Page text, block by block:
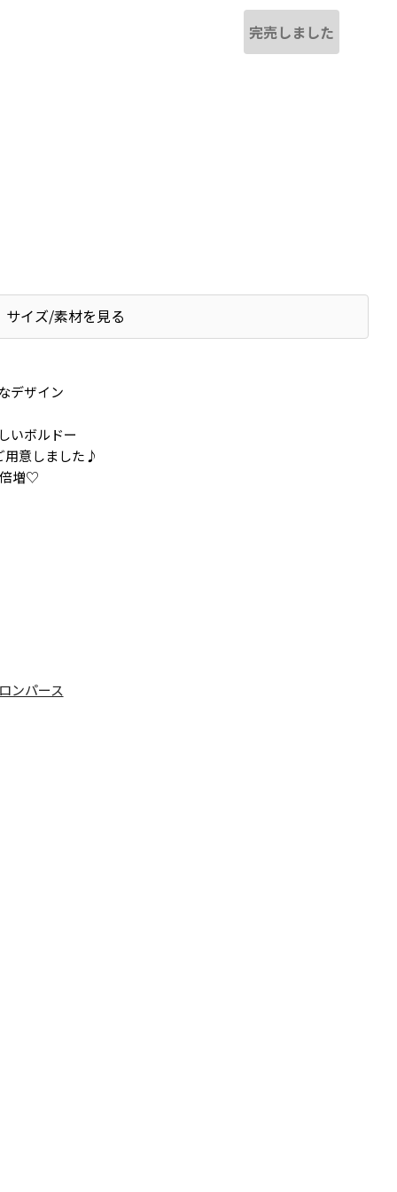
完売しました
サイズ/素材を見る
デザイン
いボルドー
用意しました♪
増♡
ンパース